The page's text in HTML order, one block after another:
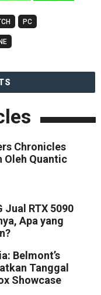
PC
Chronicles
Oleh Quantic
Jual RTX 5090
Apa yang
Belmont’s
Tanggal
Showcase